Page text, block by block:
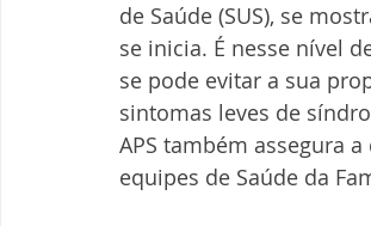
de Saúde (SUS), se
se inicia. É nesse nível
se pode evitar a sua
sintomas leves de
APS também assegura
equipes de Saúde da